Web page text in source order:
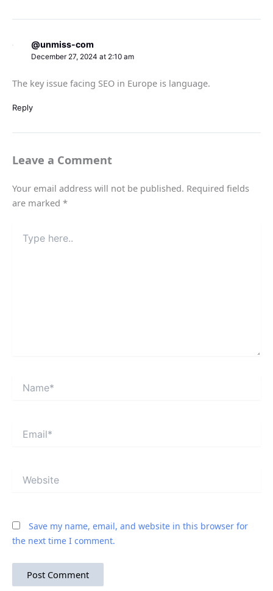
@unmiss-com
December 27, 2024 at 2:10 am
The key issue facing SEO in Europe is language.
Reply
Leave a Comment
Your email address will not be published. Required fields
are marked *
here..
Save my name, email, and website in this browser for
the next time I comment.